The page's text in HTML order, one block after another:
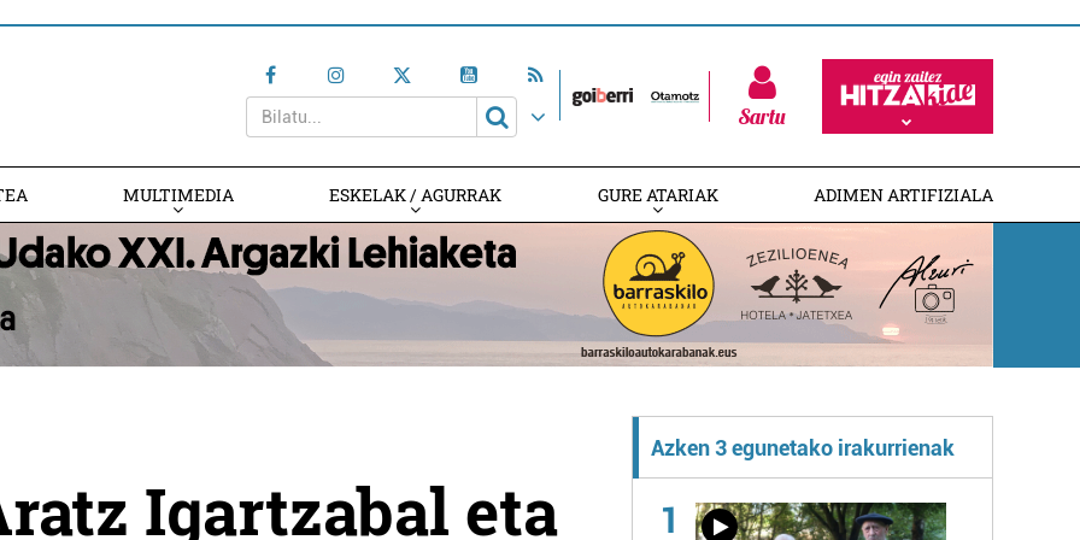
Sartu
MULTIMEDIA ESKELAK / AGURRAK GURE ATARIAK ADIMEN ARTIFIZIALA
Igartzabal eta
Azken 3 egunetako irakurrienak
1